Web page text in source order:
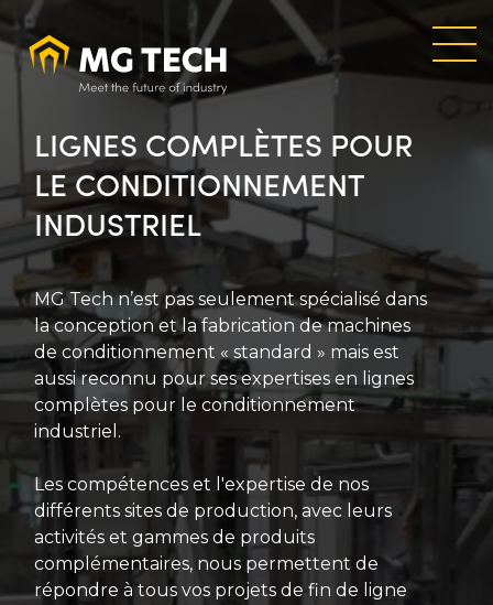
Aller
au
contenu
LIGNES COMPLÈTES POUR
LE CONDITIONNEMENT
INDUSTRIEL
MG Tech n’est pas seulement spécialisé dans
la conception et la fabrication de machines
de conditionnement « standard » mais est
aussi reconnu pour ses expertises en lignes
complètes pour le conditionnement
industriel.
Les compétences et l'expertise de nos
différents sites de production, avec leurs
activités et gammes de produits
complémentaires, nous permettent de
répondre à tous vos projets de fin de ligne